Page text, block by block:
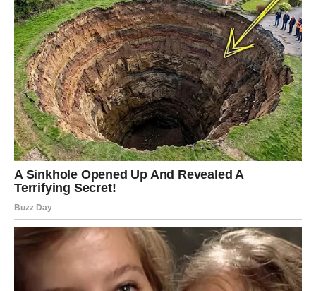
trenucima krize.Osjećajući se emotivno pogođenim, Đoković
je naglasio kako mu podrška publike pomaže da se suoči s
izazovima i razočaranjima. “Ne smatram se vođom u Parizu”,
rekao je, ističući svoj fokus na nadolazeći Roland Garros.
Njegova sposobnost da se fokusira na sljedeće izazove,
unatoč teškim trenucima, pokazuje njegovu izuzetnu mentalnu
snagu i odlučnost da se vrati na vrhunac.
Proslava 37. Rođendana i Očekivanja za
Budućnost
Ove godine, Novak Đoković je također proslavio svoj 37.
rođendan, što je dodatno naglasilo njegovu izvanrednu karijeru.
Činjenica da se i dalje natječe na najvišim nivoima u sportu
nakon tolikih godina je inspirativna.Mnogi mladi tenisači ga
posmatraju kao uzor, a njegovo uporno nastojanje da se